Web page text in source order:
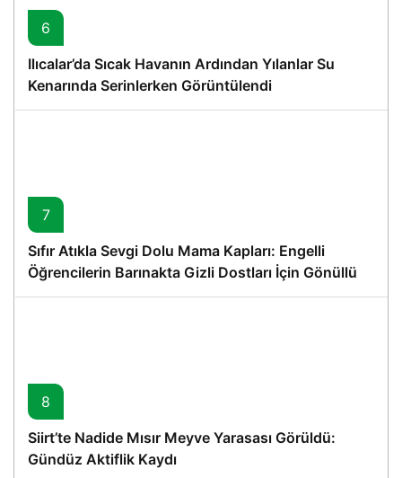
6
Ilıcalar’da Sıcak Havanın Ardından Yılanlar Su
Kenarında Serinlerken Görüntülendi
7
Sıfır Atıkla Sevgi Dolu Mama Kapları: Engelli
Öğrencilerin Barınakta Gizli Dostları İçin Gönüllü
Proje
8
Siirt’te Nadide Mısır Meyve Yarasası Görüldü:
Gündüz Aktiflik Kaydı